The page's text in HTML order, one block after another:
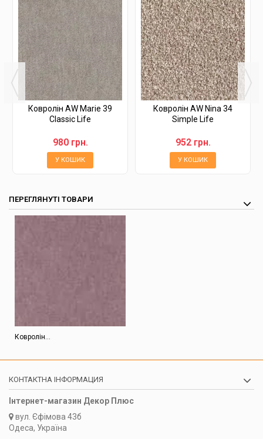
Ковролін AW Marie 39
Classic Life
980 грн.
У КОШИК
Ковролін AW Nina 34
Simple Life
952 грн.
У КОШИК
ПЕРЕГЛЯНУТІ ТОВАРИ
Ковролін...
КОНТАКТНА ІНФОРМАЦИЯ
Інтернет-магазин Декор Плюс
вул. Єфімова 43б
Одеса, Україна